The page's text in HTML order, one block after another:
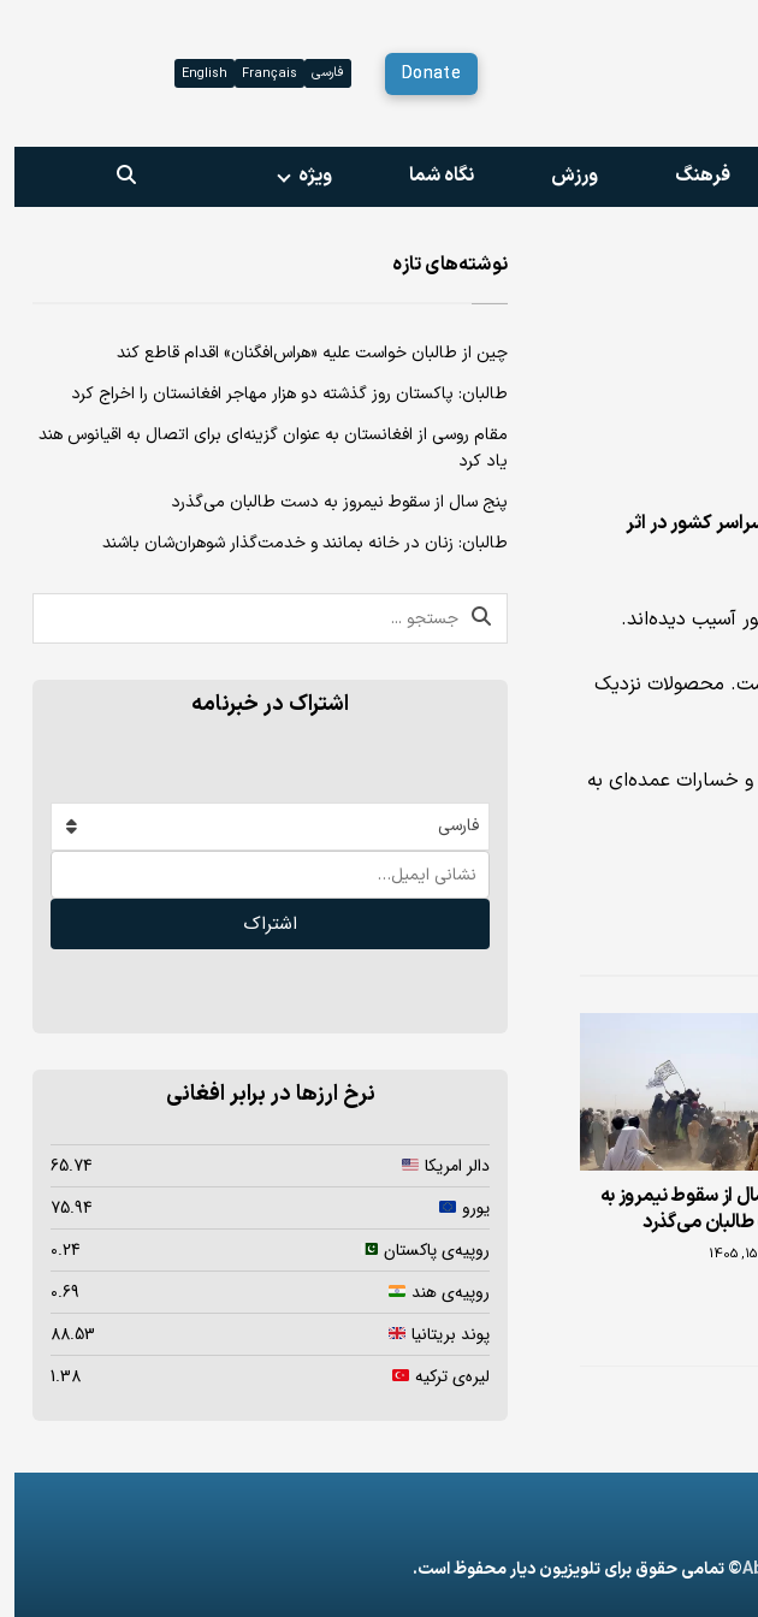
Donate فارسی Français
English
فرهنگ ورزش نگاه شما ویژه‌
طالبان امروز اعلام کرد که از 6 حمل سال جاری تا کنون، 301 تن در سراسر کشور در اثر
جاده نیز آسیب دیده است. محصولات نزدیک
و خسارات عمده‌ای به
از سقوط نیمروز به
می‌گذرد
نوشته‌های تازه
چین از طالبان خواست علیه «هراس‌افگنان» اقدام قاطع کند
طالبان: پاکستان روز گذشته دو هزار مهاجر افغانستان را اخراج کرد
مقام روسی از افغانستان به عنوان گزینه‌ای برای اتصال به اقیانوس هند
یاد کرد
پنج سال از سقوط نیمروز به دست طالبان می‌گذرد
طالبان: زنان در خانه بمانند و خدمت‌گذار شوهران‌شان باشند
اشتراک در خبرنامه
فارسی
اشتراک
نرخ ارزها در برابر افغانی
دالر امریکا
65.74
یورو
75.94
روپیه‌ی پاکستان
0.24
روپیه‌ی هند
0.69
پوند بریتانیا
88.53
لیره‌ی ترکیه
1.38
© تمامی حقوق برای تلویزیون دیار محفوظ است.